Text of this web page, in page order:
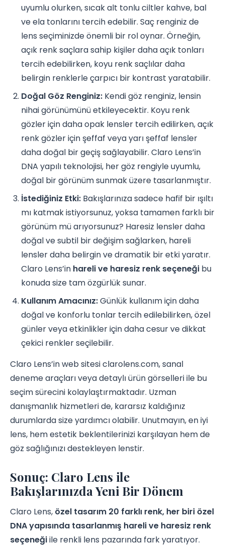
uyumlu olurken, sıcak alt tonlu ciltler kahve, bal
ve ela tonlarını tercih edebilir. Saç renginiz de
lens seçiminizde önemli bir rol oynar. Örneğin,
açık renk saçlara sahip kişiler daha açık tonları
tercih edebilirken, koyu renk saçlılar daha
belirgin renklerle çarpıcı bir kontrast yaratabilir.
Doğal Göz Renginiz: Kendi göz renginiz, lensin
nihai görünümünü etkileyecektir. Koyu renk
gözler için daha opak lensler tercih edilirken, açık
renk gözler için şeffaf veya yarı şeffaf lensler
daha doğal bir geçiş sağlayabilir. Claro Lens’in
DNA yapılı teknolojisi, her göz rengiyle uyumlu,
doğal bir görünüm sunmak üzere tasarlanmıştır.
İstediğiniz Etki: Bakışlarınıza sadece hafif bir ışıltı
mı katmak istiyorsunuz, yoksa tamamen farklı bir
görünüm mü arıyorsunuz? Haresiz lensler daha
doğal ve subtil bir değişim sağlarken, hareli
lensler daha belirgin ve dramatik bir etki yaratır.
Claro Lens’in hareli ve haresiz renk seçeneği bu
konuda size tam özgürlük sunar.
Kullanım Amacınız:Günlük kullanım için daha
doğal ve konforlu tonlar tercih edilebilirken, özel
günler veya etkinlikler için daha cesur ve dikkat
çekici renkler seçilebilir.
Claro Lens’in web sitesi clarolens.com, sanal
deneme araçları veya detaylı ürün görselleri ile bu
seçim sürecini kolaylaştırmaktadır. Uzman
danışmanlık hizmetleri de, kararsız kaldığınız
durumlarda size yardımcı olabilir. Unutmayın, en iyi
lens, hem estetik beklentilerinizi karşılayan hem de
göz sağlığınızı destekleyen lenstir.
Sonuç: Claro Lens ile
Bakışlarınızda Yeni Bir Dönem
Claro Lens, özel tasarım 20 farklı renk, her biri özel
DNA yapısında tasarlanmış hareli ve haresiz renk
seçeneğiile renkli lens pazarında fark yaratıyor.